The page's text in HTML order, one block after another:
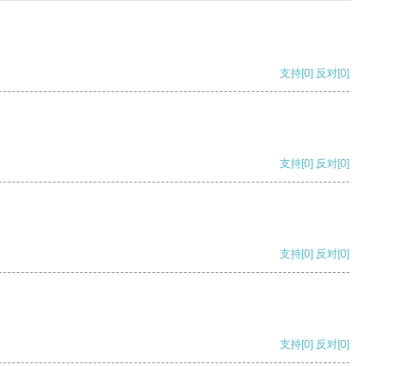
支持[0] 反对[0]
支持[0] 反对[0]
支持[0] 反对[0]
支持[0] 反对[0]